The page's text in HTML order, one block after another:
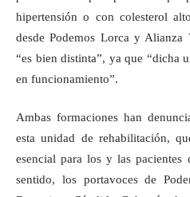
hipertensión o con colesterol
desde Podemos Lorca y Alianza
“es bien distinta”, ya que “dicha
en funcionamiento”.
Ambas formaciones han
esta unidad de rehabilitación,
esencial para los y las
sentido, los portavoces de